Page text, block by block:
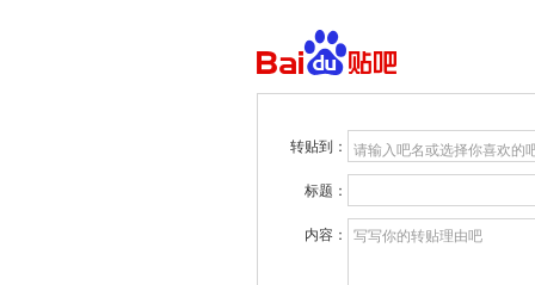
转贴到： 请输入吧名或选择你喜欢的
标题：
内容： 写写你的转贴理由吧